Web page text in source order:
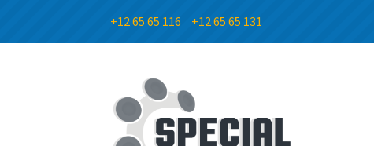
+12 65 65 116 +12 65 65 131
Przejdź
do
nawigacji
Przejdź
do
treści